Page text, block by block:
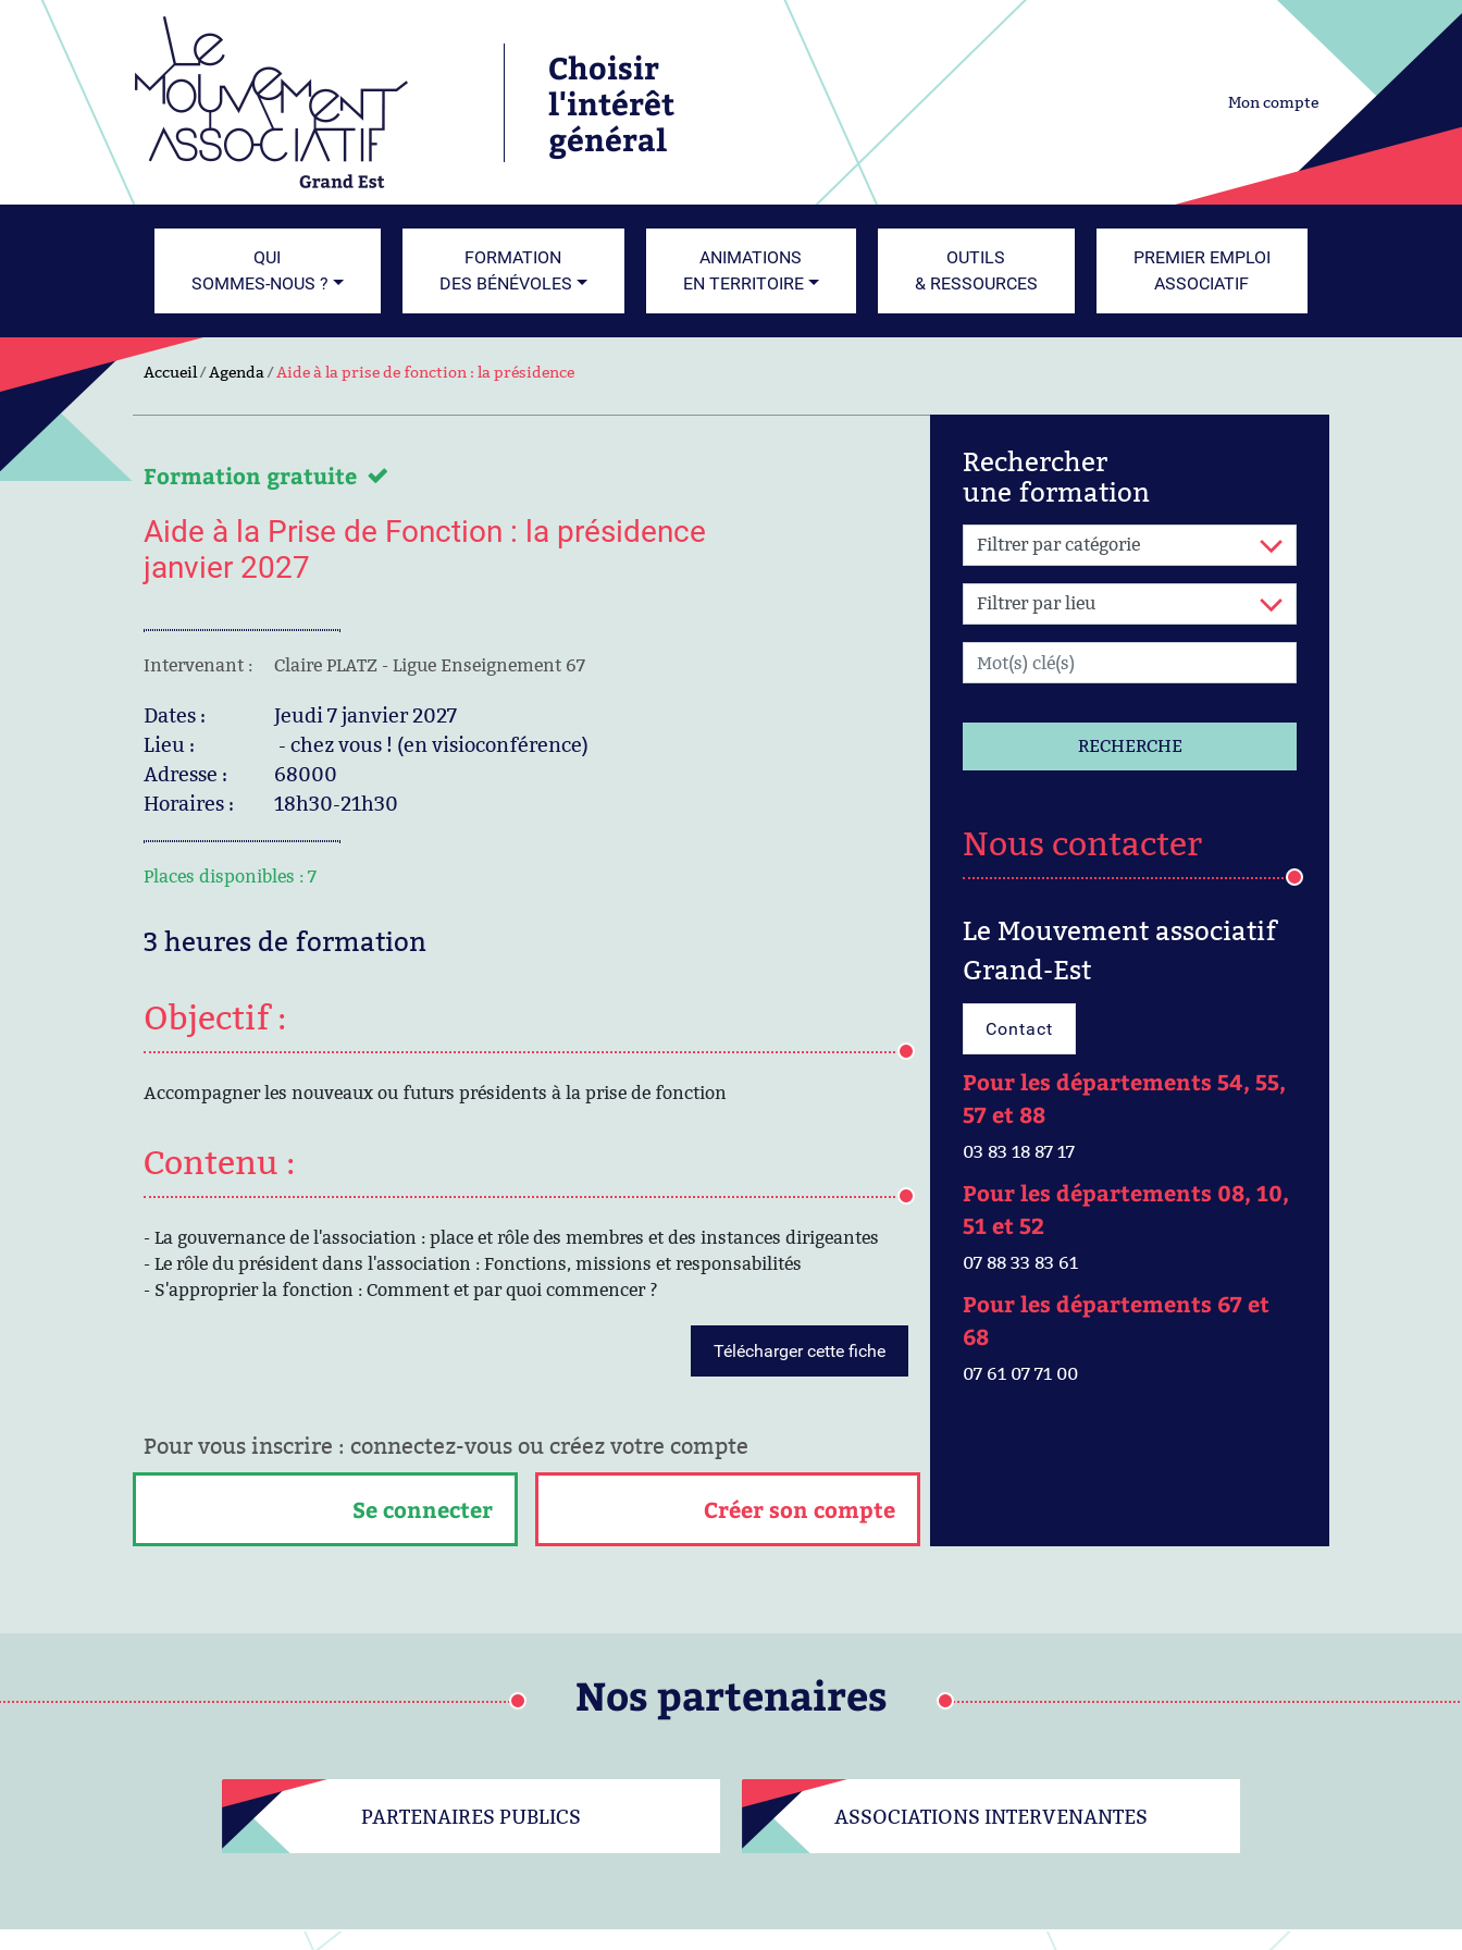
Choisir
l'intérêt
général
Mon compte
QUI
SOMMES-NOUS ?
FORMATION
DES BÉNÉVOLES
ANIMATIONS
EN TERRITOIRE
OUTILS
& RESSOURCES
PREMIER EMPLOI
ASSOCIATIF
Accueil Agenda Aide à la prise de fonction : la présidence
Formation gratuite
Aide à la Prise de Fonction : la présidence
janvier 2027
Intervenant : Claire PLATZ - Ligue Enseignement 67
Dates :
Jeudi 7 janvier 2027
Lieu :
- chez vous ! (en visioconférence)
Adresse :
68000
Horaires :
18h30-21h30
Places disponibles : 7
3 heures de formation
Objectif :
Accompagner les nouveaux ou futurs présidents à la prise de fonction
Contenu :
- La gouvernance de l'association : place et rôle des membres et des instances dirigeantes
- Le rôle du président dans l'association : Fonctions, missions et responsabilités
- S'approprier la fonction : Comment et par quoi commencer ?
Télécharger cette fiche
Pour vous inscrire : connectez-vous ou créez votre compte
Se connecter Créer son compte
Rechercher
une formation
RECHERCHE
Nous contacter
Le Mouvement associatif
Grand-Est
Contact
Pour les départements 54, 55,
57 et 88
03 83 18 87 17
Pour les départements 08, 10,
51 et 52
07 88 33 83 61
Pour les départements 67 et
68
07 61 07 71 00
Nos partenaires
PARTENAIRES PUBLICS ASSOCIATIONS INTERVENANTES